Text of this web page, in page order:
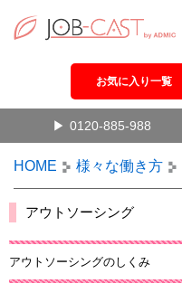
お気に入り一覧
0120-885-988
HOME 様々な働き方
アウトソーシング
アウトソーシングのしくみ